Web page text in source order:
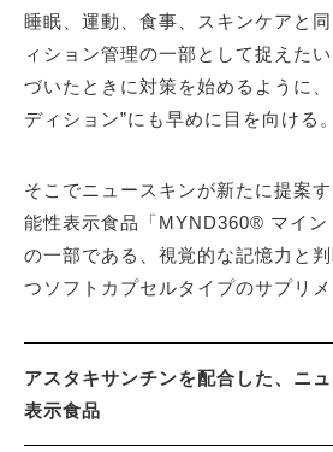
睡眠、運動、食事、スキンケアと
ィション管理の一部として捉えた
づいたときに対策を始めるように
ディション”にも早めに目を向ける
そこでニュースキンが新たに提案
能性表示食品「MYND360® マイン
の一部である、視覚的な記憶力と判
つソフトカプセルタイプのサプリメ
アスタキサンチンを配合した、ニ
表示食品